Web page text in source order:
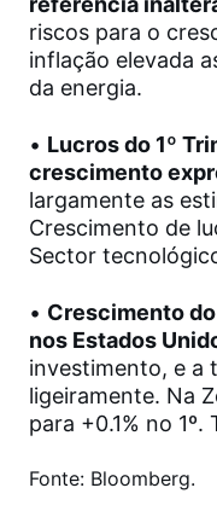
riscos para o
inflação elevada
da energia.
• Lucros do 1º
crescimento
largamente as
Crescimento de
Sector
• Crescimento do
nos Estados
investimento, e a
ligeiramente. Na
para +0.1% no 1º.
Fonte: Bloomberg.